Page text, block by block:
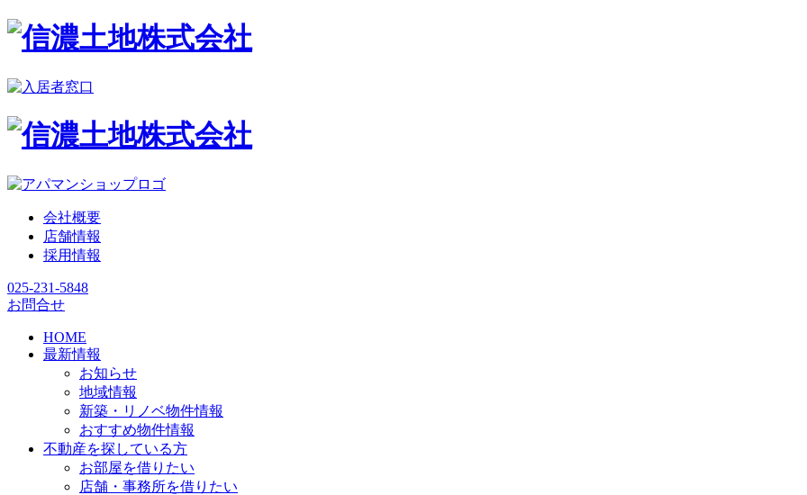
会社概要
店舗情報
採用情報
025-231-5848
お問合せ
HOME
最新情報
お知らせ
地域情報
新築・リノベ物件情報
おすすめ物件情報
不動産を探している方
お部屋を借りたい
店舗・事務所を借りたい